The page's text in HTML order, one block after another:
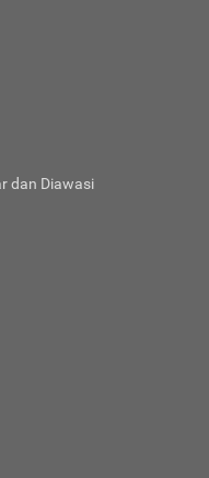
dan Diawasi